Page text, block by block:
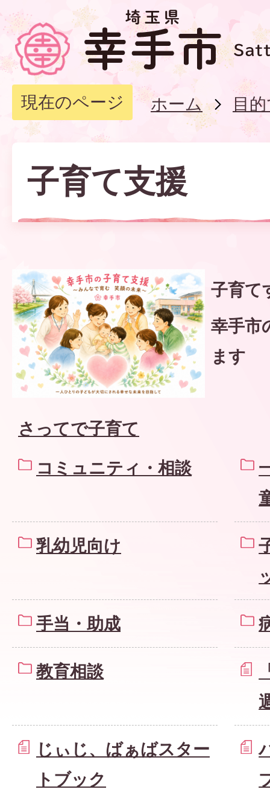
現在のページ ホーム 目
子育て支援
子育て
幸手市
ます
さってで子育て
コミュニティ・相談
乳幼児向け
手当・助成
教育相談
じぃじ、ばぁばスター
トブック